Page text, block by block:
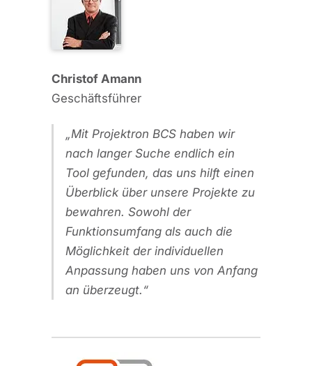
Christof Amann
Geschäftsführer
Mit Projektron BCS haben wir
nach langer Suche endlich ein
Tool gefunden, das uns hilft einen
Überblick über unsere Projekte zu
bewahren. Sowohl der
Funktionsumfang als auch die
Möglichkeit der individuellen
Anpassung haben uns von Anfang
an überzeugt.